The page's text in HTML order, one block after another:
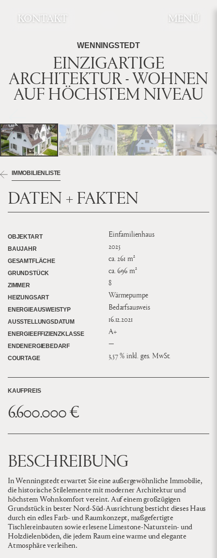
KONTAKT MENÜ
WENNINGSTEDT
EINZIGARTIGE
ARCHITEKTUR - WOHNEN
AUF HÖCHSTEM NIVEAU
IMMOBILIENLISTE
DATEN + FAKTEN
OBJEKTART Einfamilienhaus
BAUJAHR 2025
GESAMTFLÄCHE ca. 261 m²
GRUNDSTÜCK ca. 696 m²
ZIMMER 8
HEIZUNGSART Wärmepumpe
ENERGIEAUSWEISTYP Bedarfsausweis
AUSSTELLUNGSDATUM 16.12.2021
ENERGIEEFFIZIENZKLASSE A+
ENDENERGIEBEDARF —
COURTAGE 3,57 % inkl. ges. MwSt.
KAUFPREIS
6.600.000 €
BESCHREIBUNG
In Wenningstedt erwartet Sie eine außergewöhnliche Immobilie,
die historische Stilelemente mit moderner Architektur und
höchstem Wohnkomfort vereint. Auf einem großzügigen
Grundstück in bester Nord-Süd-Ausrichtung besticht dieses Haus
durch ein edles Farb- und Raumkonzept, maßgefertigte
Tischlereinbauten sowie erlesene Limestone-Naturstein- und
Holzdielenböden, die jedem Raum eine warme und elegante
Atmosphäre verleihen.